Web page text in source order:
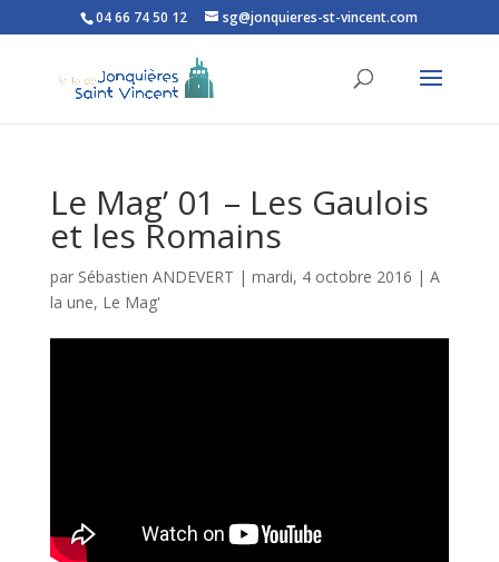
Ouvrir la barre d’outils
04 66 74 50 12 sg@jonquieres-st-vincent.com
Le Mag’ 01 – Les Gaulois
et les Romains
par Sébastien ANDEVERT | mardi, 4 octobre 2016 | A
la une, Le Mag'